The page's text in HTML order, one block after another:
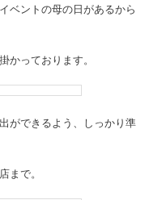
ベントの母の日があるから
かっております。
ができるよう、しっかり準
まで。